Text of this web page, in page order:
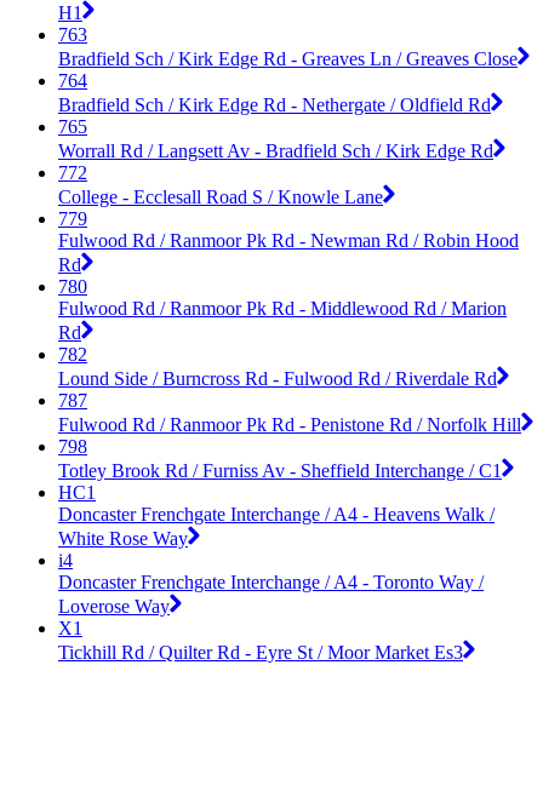
H1
763
Bradfield Sch / Kirk Edge Rd - Greaves Ln / Greaves Close
764
Bradfield Sch / Kirk Edge Rd - Nethergate / Oldfield Rd
765
Worrall Rd / Langsett Av - Bradfield Sch / Kirk Edge Rd
772
College - Ecclesall Road S / Knowle Lane
779
Fulwood Rd / Ranmoor Pk Rd - Newman Rd / Robin Hood
Rd
780
Fulwood Rd / Ranmoor Pk Rd - Middlewood Rd / Marion
Rd
782
Lound Side / Burncross Rd - Fulwood Rd / Riverdale Rd
787
Fulwood Rd / Ranmoor Pk Rd - Penistone Rd / Norfolk Hill
798
Totley Brook Rd / Furniss Av - Sheffield Interchange / C1
HC1
Doncaster Frenchgate Interchange / A4 - Heavens Walk /
White Rose Way
i4
Doncaster Frenchgate Interchange / A4 - Toronto Way /
Loverose Way
X1
Tickhill Rd / Quilter Rd - Eyre St / Moor Market Es3